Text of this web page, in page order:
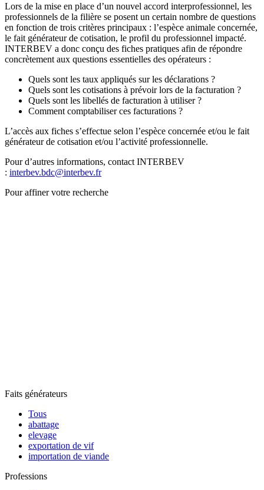
Lors de la mise en place d’un nouvel accord interprofessionnel, les
professionnels de la filière se posent un certain nombre de questions
en fonction de trois critères principaux : l’espèce animale concernée,
le fait générateur de cotisation, le profil du professionnel impacté.
INTERBEV a donc conçu des fiches pratiques afin de répondre
concrètement aux questions essentielles des opérateurs :
Quels sont les taux appliqués sur les déclarations ?
Quels sont les cotisations à prévoir lors de la facturation ?
Quels sont les libellés de facturation à utiliser ?
Comment comptabiliser ces facturations ?
L’accès aux fiches s’effectue selon l’espèce concernée et/ou le fait
générateur de cotisation et/ou l’activité professionnelle.
Pour d’autres informations, contact INTERBEV
: interbev.bdc@interbev.fr
Pour affiner votre recherche
Faits générateurs
Tous
abattage
elevage
exportation de vif
importation de viande
Professions